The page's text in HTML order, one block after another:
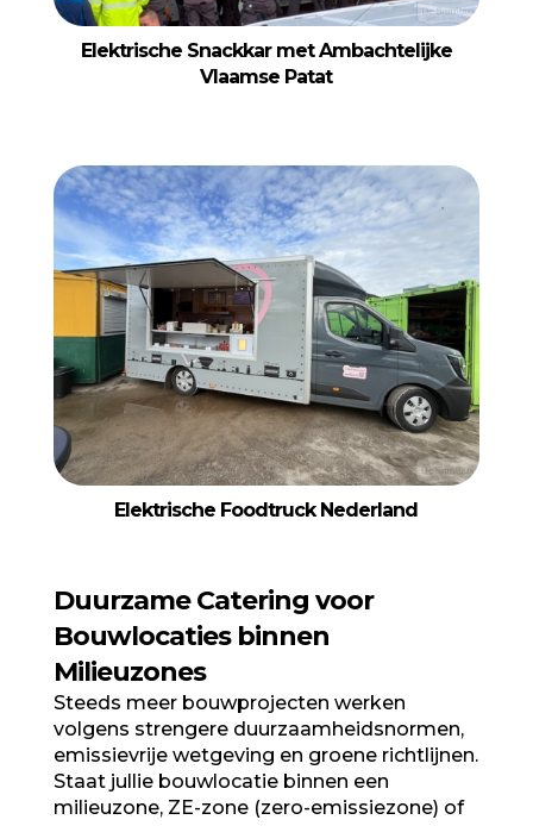
Elektrische Snackkar met Ambachtelijke
Vlaamse Patat
Elektrische Foodtruck Nederland
Duurzame Catering voor
Bouwlocaties binnen
Milieuzones
Steeds meer bouwprojecten werken
volgens strengere duurzaamheidsnormen,
emissievrije wetgeving en groene richtlijnen.
Staat jullie bouwlocatie binnen een
milieuzone, ZE-zone (zero-emissiezone) of